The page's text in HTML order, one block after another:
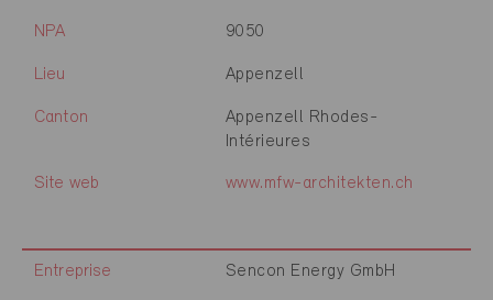
NPA 9050
Lieu Appenzell
Canton
Appenzell Rhodes-
Intérieures
Site web www.mfw-architekten.ch
Entreprise Sencon Energy GmbH